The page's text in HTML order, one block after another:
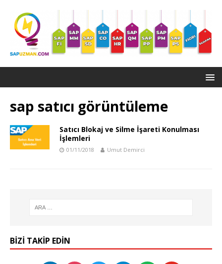
sap satıcı görüntüleme
Satıcı Blokaj ve Silme İşareti Konulması
İşlemleri
01/11/2018 Umut Demirci
BIZI TAKIP EDIN